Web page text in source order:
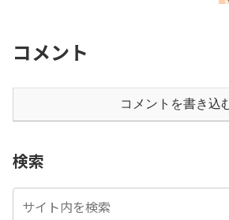
コメント
コメントを書き込
検索